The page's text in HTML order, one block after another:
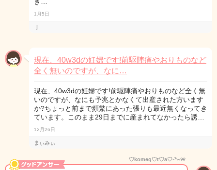
1月5日
ｊ
現在、40w3dの妊婦です!前駆陣痛やおりものなど
全く無いのですが、なに…
現在、40w3dの妊婦です!前駆陣痛やおりものなど全く無
いのですが、なにも予兆とかなくて出産された方います
か?ちょっと前まで頻繁にあった張りも最近無くなってき
ています。このまま29日までに産まれてなかったら誘…
12月26日
まぃみぃ
♡komeg♡t♡a♡ᵕ̈*⑅୨୧